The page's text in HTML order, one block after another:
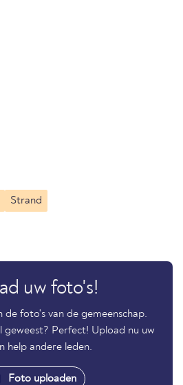
Strand
uw foto's!
de foto's van de gemeenschap.
geweest? Perfect! Upload nu uw
help andere leden.
Foto uploaden